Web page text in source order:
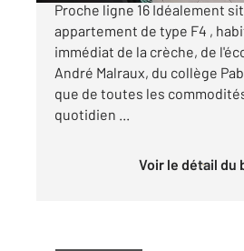
Proche ligne 16 Idéalement
appartement de type F4 ,
immédiat de la crèche, de
André Malraux, du collège
que de toutes les
quotidien ...
Voir le détail du